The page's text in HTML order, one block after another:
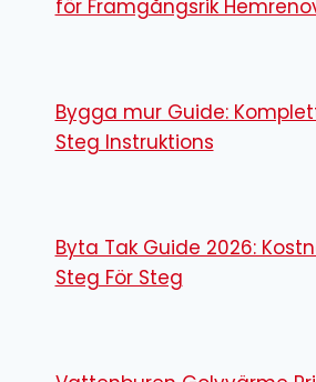
för Framgångsrik
Bygga mur Guide:
Steg Instruktions
Byta Tak Guide 2026:
Steg För Steg